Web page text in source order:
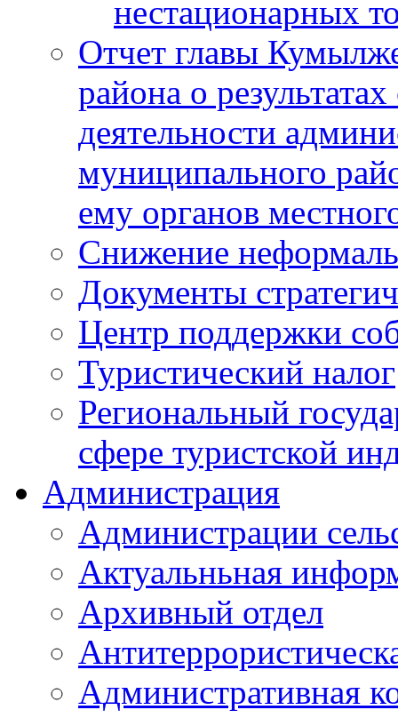
нестационарных
Отчет главы
района о
деятельности
муниципального
ему органов
Снижение
Документы
Центр поддержки
Туристический налог
Региональный
сфере туристской
Администрация
Администрации
Актуальньная
Архивный отдел
Административная